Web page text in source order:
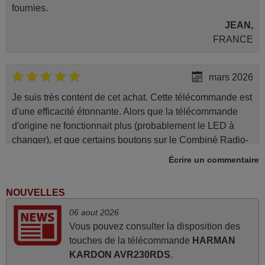
fournies.
JEAN,
FRANCE
mars 2026
Je suis très content de cet achat. Cette télécommande est
d'une efficacité étonnante. Alors que la télécommande
d'origine ne fonctionnait plus (probablement le LED à
changer), et que certains boutons sur le Combiné Radio-
K7-DVD étaient inopérants. Voilà de quoi donner une
Alain,
Écrire un commentaire
NOUVELLES
06 aout 2026
Vous pouvez consulter la disposition des
touches de la télécommande HARMAN
KARDON AVR230RDS.